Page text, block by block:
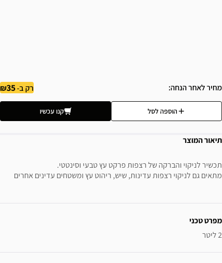
מחיר לאחר הנחה רק ב-35
הוספה לסל קנו עכשיו
תיאור המוצר
תכשיר לניקוי והברקה של רצפות פרקט עץ טבעי וסינטטי.
מתאים גם לניקוי רצפות עדינות, שיש, ריהוט עץ ומשטחים עדינים אחרים
מפרט טכני
2 ליטר